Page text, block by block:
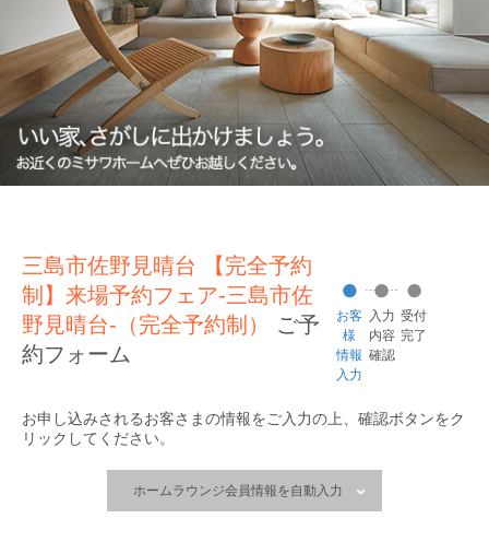
三島市佐野見晴台 【完全予約
制】来場予約フェア-三島市佐
野見晴台-（完全予約制）
ご予
約フォーム
お客
様
情報
入力
入力
内容
確認
受付
完了
お申し込みされるお客さまの情報をご入力の上、 確認ボタンをク
リックしてください。
ホームラウンジ会員情報を自動入力